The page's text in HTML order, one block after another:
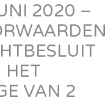
2020 –
VAN 2